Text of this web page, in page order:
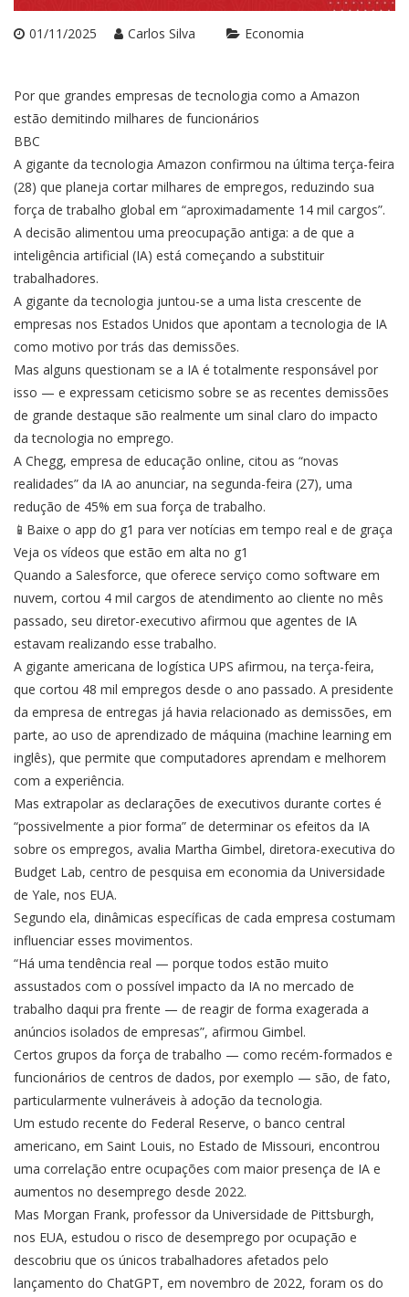
01/11/2025 Carlos Silva Economia
Por que grandes empresas de tecnologia como a Amazon
estão demitindo milhares de funcionários
BBC
A gigante da tecnologia Amazon confirmou na última terça-feira
(28) que planeja cortar milhares de empregos, reduzindo sua
força de trabalho global em “aproximadamente 14 mil cargos”.
A decisão alimentou uma preocupação antiga: a de que a
inteligência artificial (IA) está começando a substituir
trabalhadores.
A gigante da tecnologia juntou-se a uma lista crescente de
empresas nos Estados Unidos que apontam a tecnologia de IA
como motivo por trás das demissões.
Mas alguns questionam se a IA é totalmente responsável por
isso — e expressam ceticismo sobre se as recentes demissões
de grande destaque são realmente um sinal claro do impacto
da tecnologia no emprego.
A Chegg, empresa de educação online, citou as “novas
realidades” da IA ao anunciar, na segunda-feira (27), uma
redução de 45% em sua força de trabalho.
📱Baixe o app do g1 para ver notícias em tempo real e de graça
Veja os vídeos que estão em alta no g1
Quando a Salesforce, que oferece serviço como software em
nuvem, cortou 4 mil cargos de atendimento ao cliente no mês
passado, seu diretor-executivo afirmou que agentes de IA
estavam realizando esse trabalho.
A gigante americana de logística UPS afirmou, na terça-feira,
que cortou 48 mil empregos desde o ano passado. A presidente
da empresa de entregas já havia relacionado as demissões, em
parte, ao uso de aprendizado de máquina (machine learning em
inglês), que permite que computadores aprendam e melhorem
com a experiência.
Mas extrapolar as declarações de executivos durante cortes é
“possivelmente a pior forma” de determinar os efeitos da IA
sobre os empregos, avalia Martha Gimbel, diretora-executiva do
Budget Lab, centro de pesquisa em economia da Universidade
de Yale, nos EUA.
Segundo ela, dinâmicas específicas de cada empresa costumam
influenciar esses movimentos.
“Há uma tendência real — porque todos estão muito
assustados com o possível impacto da IA no mercado de
trabalho daqui pra frente — de reagir de forma exagerada a
anúncios isolados de empresas”, afirmou Gimbel.
Certos grupos da força de trabalho — como recém-formados e
funcionários de centros de dados, por exemplo — são, de fato,
particularmente vulneráveis à adoção da tecnologia.
Um estudo recente do Federal Reserve, o banco central
americano, em Saint Louis, no Estado de Missouri, encontrou
uma correlação entre ocupações com maior presença de IA e
aumentos no desemprego desde 2022.
Mas Morgan Frank, professor da Universidade de Pittsburgh,
nos EUA, estudou o risco de desemprego por ocupação e
descobriu que os únicos trabalhadores afetados pelo
lançamento do ChatGPT, em novembro de 2022, foram os do